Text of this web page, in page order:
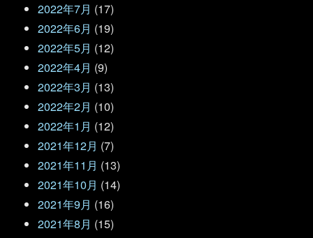
2022年7月 (17)
2022年6月 (19)
2022年5月 (12)
2022年4月 (9)
2022年3月 (13)
2022年2月 (10)
2022年1月 (12)
2021年12月 (7)
2021年11月 (13)
2021年10月 (14)
2021年9月 (16)
2021年8月 (15)